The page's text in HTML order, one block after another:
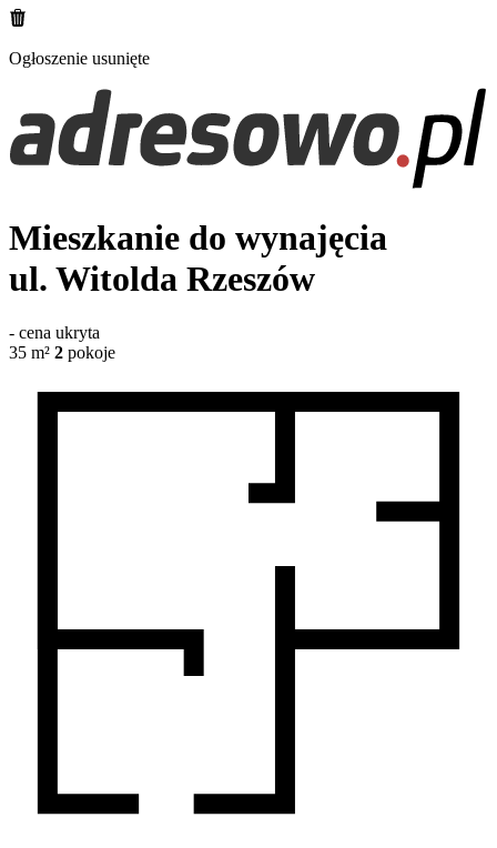
Ogłoszenie usunięte
Mieszkanie do wynajęcia
ul. Witolda Rzeszów
- cena ukryta
35 m² 2 pokoje